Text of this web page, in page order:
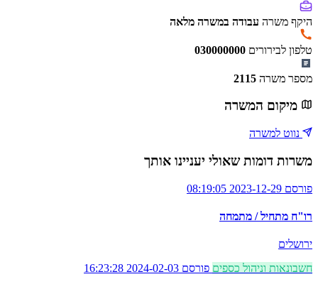
היקף משרה עבודה במשרה מלאה
טלפון לבירורים 030000000
מספר משרה 2115
מיקום המשרה
נווט למשרה
משרות דומות שאולי יעניינו אותך
פורסם 2023-12-29 08:19:05
רו"ח מתחיל / מתמחה
ירושלים
חשבונאות וניהול כספים פורסם 2024-02-03 16:23:28